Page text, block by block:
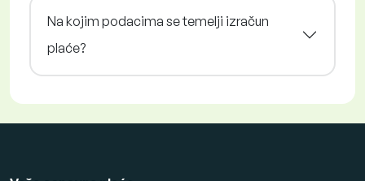
Na kojim podacima se temelji izračun
plaće?